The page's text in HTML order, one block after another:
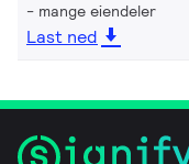
mange eiendeler
Last ned